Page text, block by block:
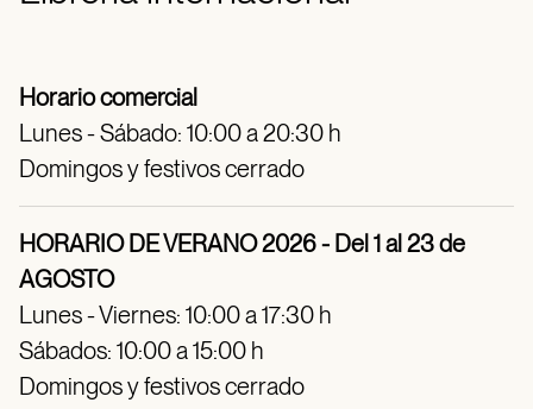
Horario comercial
Lunes - Sábado: 10:00 a 20:30 h
Domingos y festivos cerrado
HORARIO DE VERANO 2026 - Del 1 al 23 de
AGOSTO
Lunes - Viernes: 10:00 a 17:30 h
Sábados: 10:00 a 15:00 h
Domingos y festivos cerrado